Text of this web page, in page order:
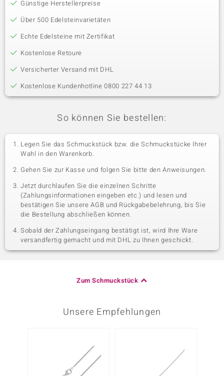
Günstige Herstellerpreise
Über 500 Edelsteinvarietäten
Echte Edelsteine mit Zertifikat
Kostenlose Retoure
Versicherter Versand mit DHL
Kostenlose Kundenhotline 0800 227 44 13
So können Sie bestellen:
Legen Sie das Schmuckstück bzw. die Schmuckstücke Ihrer
Wahl in den Warenkorb.
Gehen Sie zur Kasse und folgen Sie bitte den Anweisungen.
Jetzt durchlaufen Sie die einzelnen Schritte
(Zahlungsinformationen eingeben etc.) und lesen und
bestätigen Sie unsere AGB und Rückgabebelehrung, bis Sie
die Bestellung abschließen können.
Sobald der Zahlungseingang bestätigt ist, wird Ihre Ware
versandfertig gemacht und mit DHL zu Ihnen geschickt.
Zum Schmuckstück
Unsere Empfehlungen